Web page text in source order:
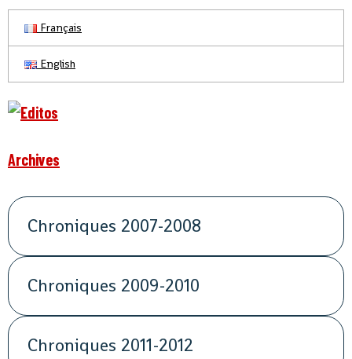
Français
English
Archives
Chroniques 2007-2008
Chroniques 2009-2010
Chroniques 2011-2012